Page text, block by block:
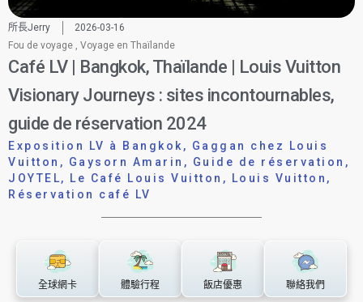
所長Jerry
2026-03-16
Fou de voyage , Voyage en Thaïlande
Café LV | Bangkok, Thaïlande | Louis Vuitton
Visionary Journeys : sites incontournables,
guide de réservation 2024
Exposition LV à Bangkok , Gaggan chez Louis
Vuitton , Gaysorn Amarin , Guide de réservation ,
JOYTEL, Le Café Louis Vuitton , Louis Vuitton ,
Réservation café LV
全球網卡 體驗行程 飯店優惠 聯絡我們